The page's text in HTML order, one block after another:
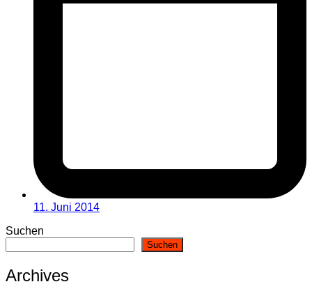
11. Juni 2014
Suchen
Suchen
Archives